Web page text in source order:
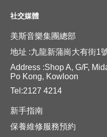
社交媒體
美斯音樂集團總部
地址 :九龍新蒲崗大有街1
Address :Shop A, G/F,
Po Kong, Kowloon
Tel:2127 4214
新手指南
保養維修服務預約